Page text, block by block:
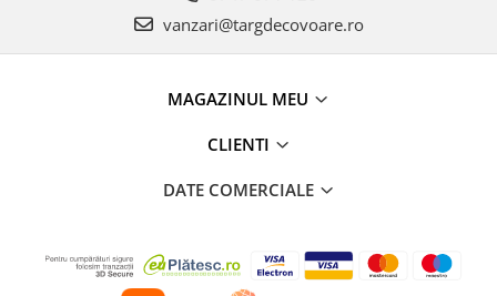
vanzari@targdecovoare.ro
MAGAZINUL MEU
CLIENTI
DATE COMERCIALE